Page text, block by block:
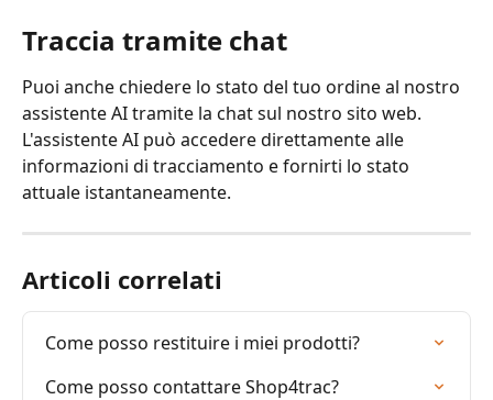
Traccia tramite chat
Puoi anche chiedere lo stato del tuo ordine al nostro
assistente AI tramite la chat sul nostro sito web.
L'assistente AI può accedere direttamente alle
informazioni di tracciamento e fornirti lo stato
attuale istantaneamente.
Articoli correlati
Come posso restituire i miei prodotti?
Come posso contattare Shop4trac?